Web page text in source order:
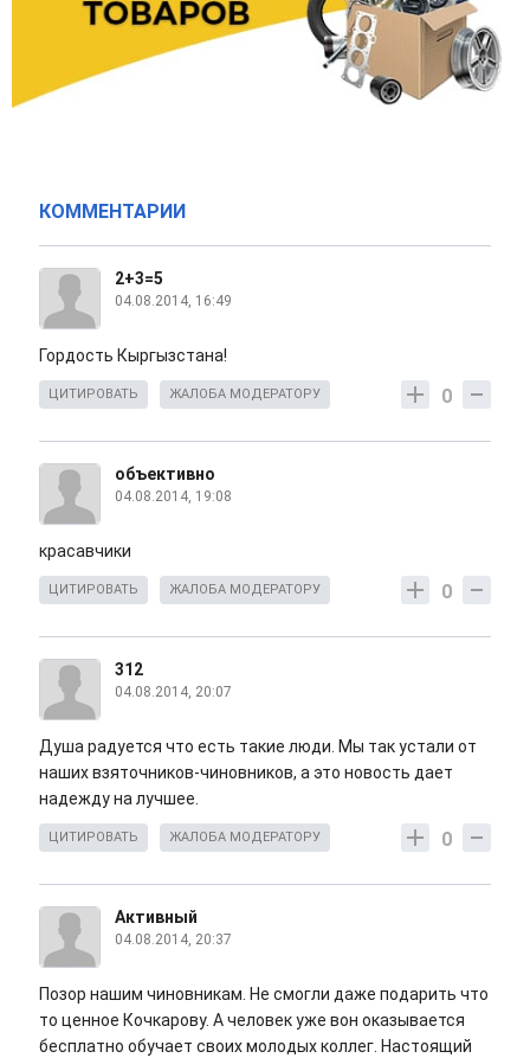
КОММЕНТАРИИ
2+3=5
04.08.2014, 16:49
Гордость Кыргызстана!
0
ЦИТИРОВАТЬ ЖАЛОБА МОДЕРАТОРУ
объективно
04.08.2014, 19:08
красавчики
0
ЦИТИРОВАТЬ ЖАЛОБА МОДЕРАТОРУ
312
04.08.2014, 20:07
Душа радуется что есть такие люди. Мы так устали от
наших взяточников-чиновников, а это новость дает
надежду на лучшее.
0
ЦИТИРОВАТЬ ЖАЛОБА МОДЕРАТОРУ
Активный
04.08.2014, 20:37
Позор нашим чиновникам. Не смогли даже подарить что
то ценное Кочкарову. А человек уже вон оказывается
бесплатно обучает своих молодых коллег. Настоящий